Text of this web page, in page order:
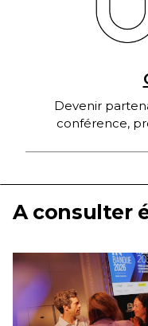
Devenir
conférence,
A consulter